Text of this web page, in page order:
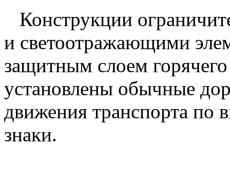
Конструкции
и светоотражающими
защитным слоем
установлены обычные
движения транспорта по
знаки.